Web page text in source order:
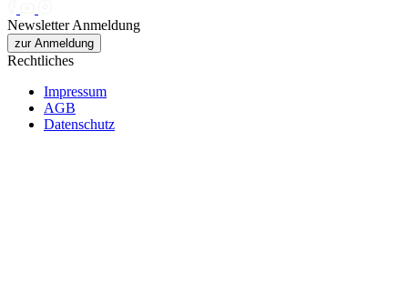
Newsletter Anmeldung
zur Anmeldung
Rechtliches
Impressum
AGB
Datenschutz